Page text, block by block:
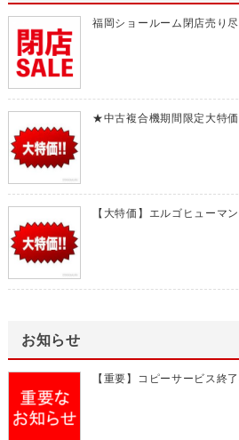
福岡ショールーム閉店売り
★中古複合機期間限定大特
【大特価】エルゴヒューマ
お知らせ
【重要】コピーサービス終